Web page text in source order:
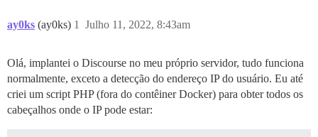
ay0ks (ay0ks) Julho 11, 2022, 8:43am
1
Olá, implantei o Discourse no meu próprio servidor, tudo funciona
normalmente, exceto a detecção do endereço IP do usuário. Eu até
criei um script PHP (fora do contêiner Docker) para obter todos os
cabeçalhos onde o IP pode estar: